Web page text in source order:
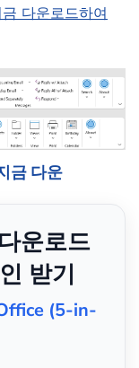
다운로드하여
금 다운
운로드
받기
(5-in-